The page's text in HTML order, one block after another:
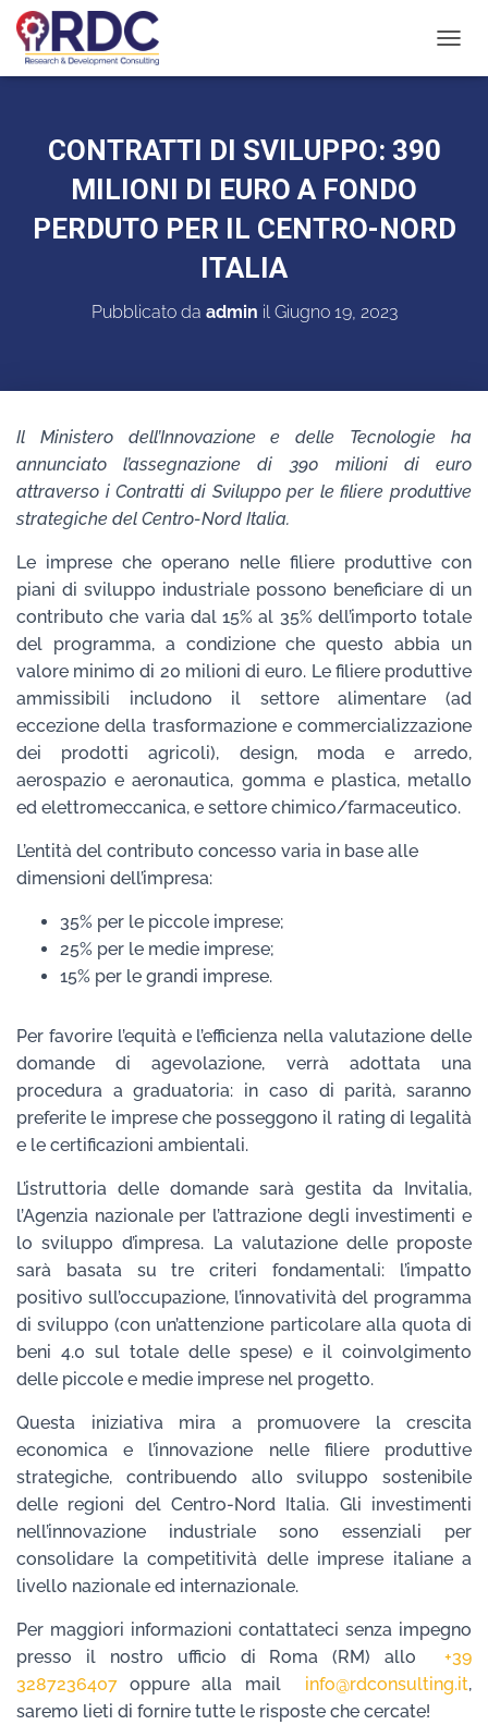
A
O
N
CONTRATTI DI SVILUPPO: 390
MILIONI DI EURO A FONDO
PERDUTO PER IL CENTRO-NORD
ITALIA
Pubblicato da admin il Giugno 19, 2023
Il Ministero dell’Innovazione e delle Tecnologie ha
annunciato l’assegnazione di 390 milioni di euro
attraverso i Contratti di Sviluppo per le filiere produttive
strategiche del Centro-Nord Italia.
Le imprese che operano nelle filiere produttive con
piani di sviluppo industriale possono beneficiare di un
contributo che varia dal 15% al 35% dell’importo totale
del programma, a condizione che questo abbia un
valore minimo di 20 milioni di euro. Le filiere produttive
ammissibili includono il settore alimentare (ad
eccezione della trasformazione e commercializzazione
dei prodotti agricoli), design, moda e arredo,
aerospazio e aeronautica, gomma e plastica, metallo
ed elettromeccanica, e settore chimico/farmaceutico.
L’entità del contributo concesso varia in base alle
dimensioni dell’impresa:
35% per le piccole imprese;
25% per le medie imprese;
15% per le grandi imprese.
Per favorire l’equità e l’efficienza nella valutazione delle
domande di agevolazione, verrà adottata una
procedura a graduatoria: in caso di parità, saranno
preferite le imprese che posseggono il rating di legalità
e le certificazioni ambientali.
L’istruttoria delle domande sarà gestita da Invitalia,
l’Agenzia nazionale per l’attrazione degli investimenti e
lo sviluppo d’impresa. La valutazione delle proposte
sarà basata su tre criteri fondamentali: l’impatto
positivo sull’occupazione, l’innovatività del programma
di sviluppo (con un’attenzione particolare alla quota di
beni 4.0 sul totale delle spese) e il coinvolgimento
delle piccole e medie imprese nel progetto.
Questa iniziativa mira a promuovere la crescita
economica e l’innovazione nelle filiere produttive
strategiche, contribuendo allo sviluppo sostenibile
delle regioni del Centro-Nord Italia. Gli investimenti
nell’innovazione industriale sono essenziali per
consolidare la competitività delle imprese italiane a
livello nazionale ed internazionale.
Per maggiori informazioni contattateci senza impegno
presso il nostro ufficio di Roma (RM) allo +39
3287236407 oppure alla mail info@rdconsulting.it,
saremo lieti di fornire tutte le risposte che cercate!